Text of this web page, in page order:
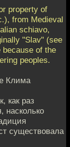
property of
from Medieval
schiavo,
"Slav" (see
of the
peoples.
Клима
как раз
насколько
существовала